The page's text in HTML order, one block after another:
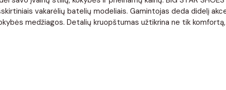
vakarėlių batelių modeliais. Gamintojas deda didelį
medžiagos. Detalių kruopštumas užtikrina ne tik